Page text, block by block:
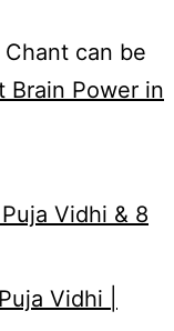
can be
Brain Power in
Vidhi & 8
Vidhi |